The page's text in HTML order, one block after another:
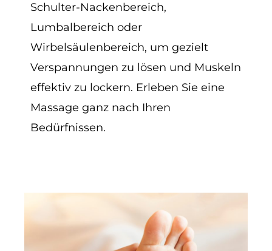
Schulter-Nackenbereich,
Lumbalbereich oder
Wirbelsäulenbereich, um gezielt
Verspannungen zu lösen und Muskeln
effektiv zu lockern. Erleben Sie eine
Massage ganz nach Ihren
Bedürfnissen.